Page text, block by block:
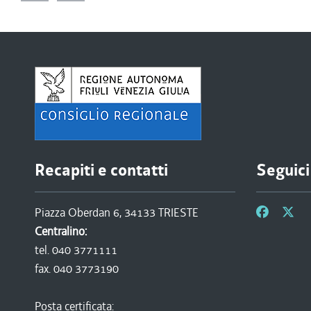
Recapiti e contatti
Piazza Oberdan 6, 34133 TRIESTE
Centralino:
tel. 040 3771111
fax. 040 3773190
Posta certificata: